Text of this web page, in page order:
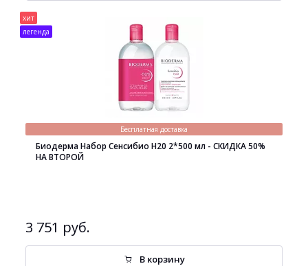
хит
легенда
Бесплатная доставка
Биодерма Набор Сенсибио H20 2*500 мл - СКИДКА 50%
НА ВТОРОЙ
3 751 руб.
В корзину